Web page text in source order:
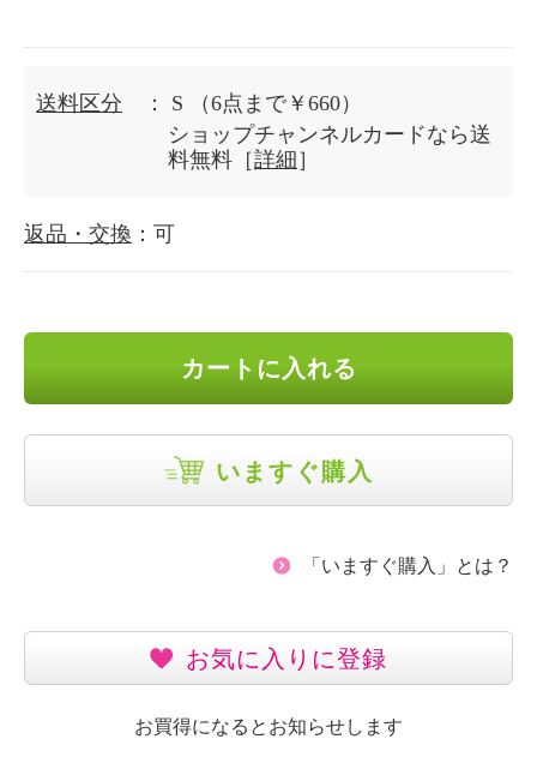
送料区分 ： S
（6点まで￥660）
ショップチャンネルカードなら送
料無料［詳細 ］
返品・交換 ：可
カートに入れる
いますぐ購入
「いますぐ購入」とは？
お気に入りに登録
お買得になるとお知らせします